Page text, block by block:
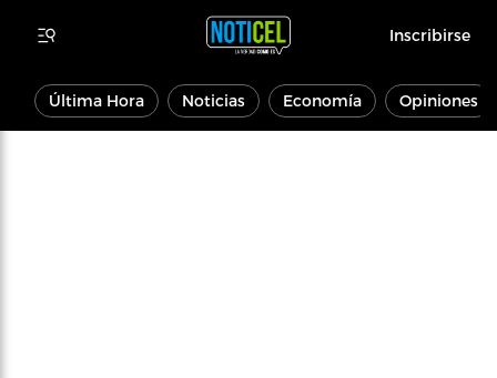
Inscribirse
Última Hora Noticias Economía Opiniones